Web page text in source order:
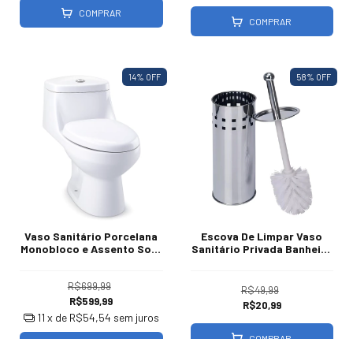
COMPRAR
COMPRAR
14% OFF
Vaso Sanitário Porcelana
Monobloco e Assento Soft
R$699,99
R$599,99
11 x de R$54,54 sem juros
58% OFF
Escova De Limpar Vaso
Sanitário Privada Banheiro
R$49,99
R$20,99